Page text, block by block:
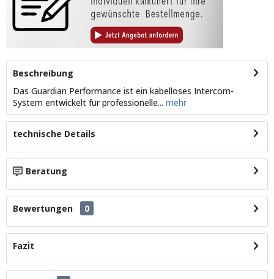
Beschreibung
Das Guardian Performance ist ein kabelloses Intercom-
System entwickelt für professionelle... mehr
technische Details
Beratung
Bewertungen 0
Fazit